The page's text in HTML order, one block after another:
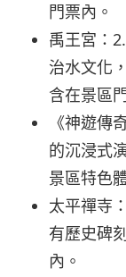
門票內。
禹王宮：
治水文化
含在景區
《神遊傳
的沉浸式
景區特色
太平禪寺
有歷史碑
內。